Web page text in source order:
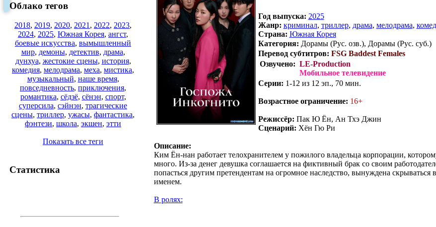
Облако тегов
2018, 2019, 2020, 2021 , 2022, 2023,
2024, 2025, Южная Корея, ангст,
боевые искусства, вымышленный
мир, демоны, детектив, драма,
дунхуа, жестокие сцены, история,
комедия, мелодрама, меха, мистика,
музыкальный, наше время,
повседневность, приключения,
романтика, сёдзё, сёнэн, спорт,
суперсила, сэйнэн, трагические
сцены, триллер, ужасы, фантастика,
фэнтези, школа, экшен, этти
Показать все теги
Статистика
Год выпуска: 2025
Жанр: криминал, триллер, драма, мелодрама,
Страна: Южная Корея
Категория: Дорамы (Рус. озв.), Дорамы (Рус. суб.)
Перевод субтитров: FSG Baddest Females
Озвучено: LE-Production
Мобильное телевидение
Серии: 1-12 из 12 эп., 70 мин.
Возрастное ограничение: 16+
Режиссёр: Пак Ю Ён, Ан Тхэ Джин
Сценарий: Хён Гю Ри
Описание:
Ким Ён-нан работает телохранителем у пожилого владельца корпорации,
много. Из-за денег девушка соглашается на фиктивный брак со своим
попасться другим претендентам на огромное наследство, вынуждена скрываться
именем.
В ролях: